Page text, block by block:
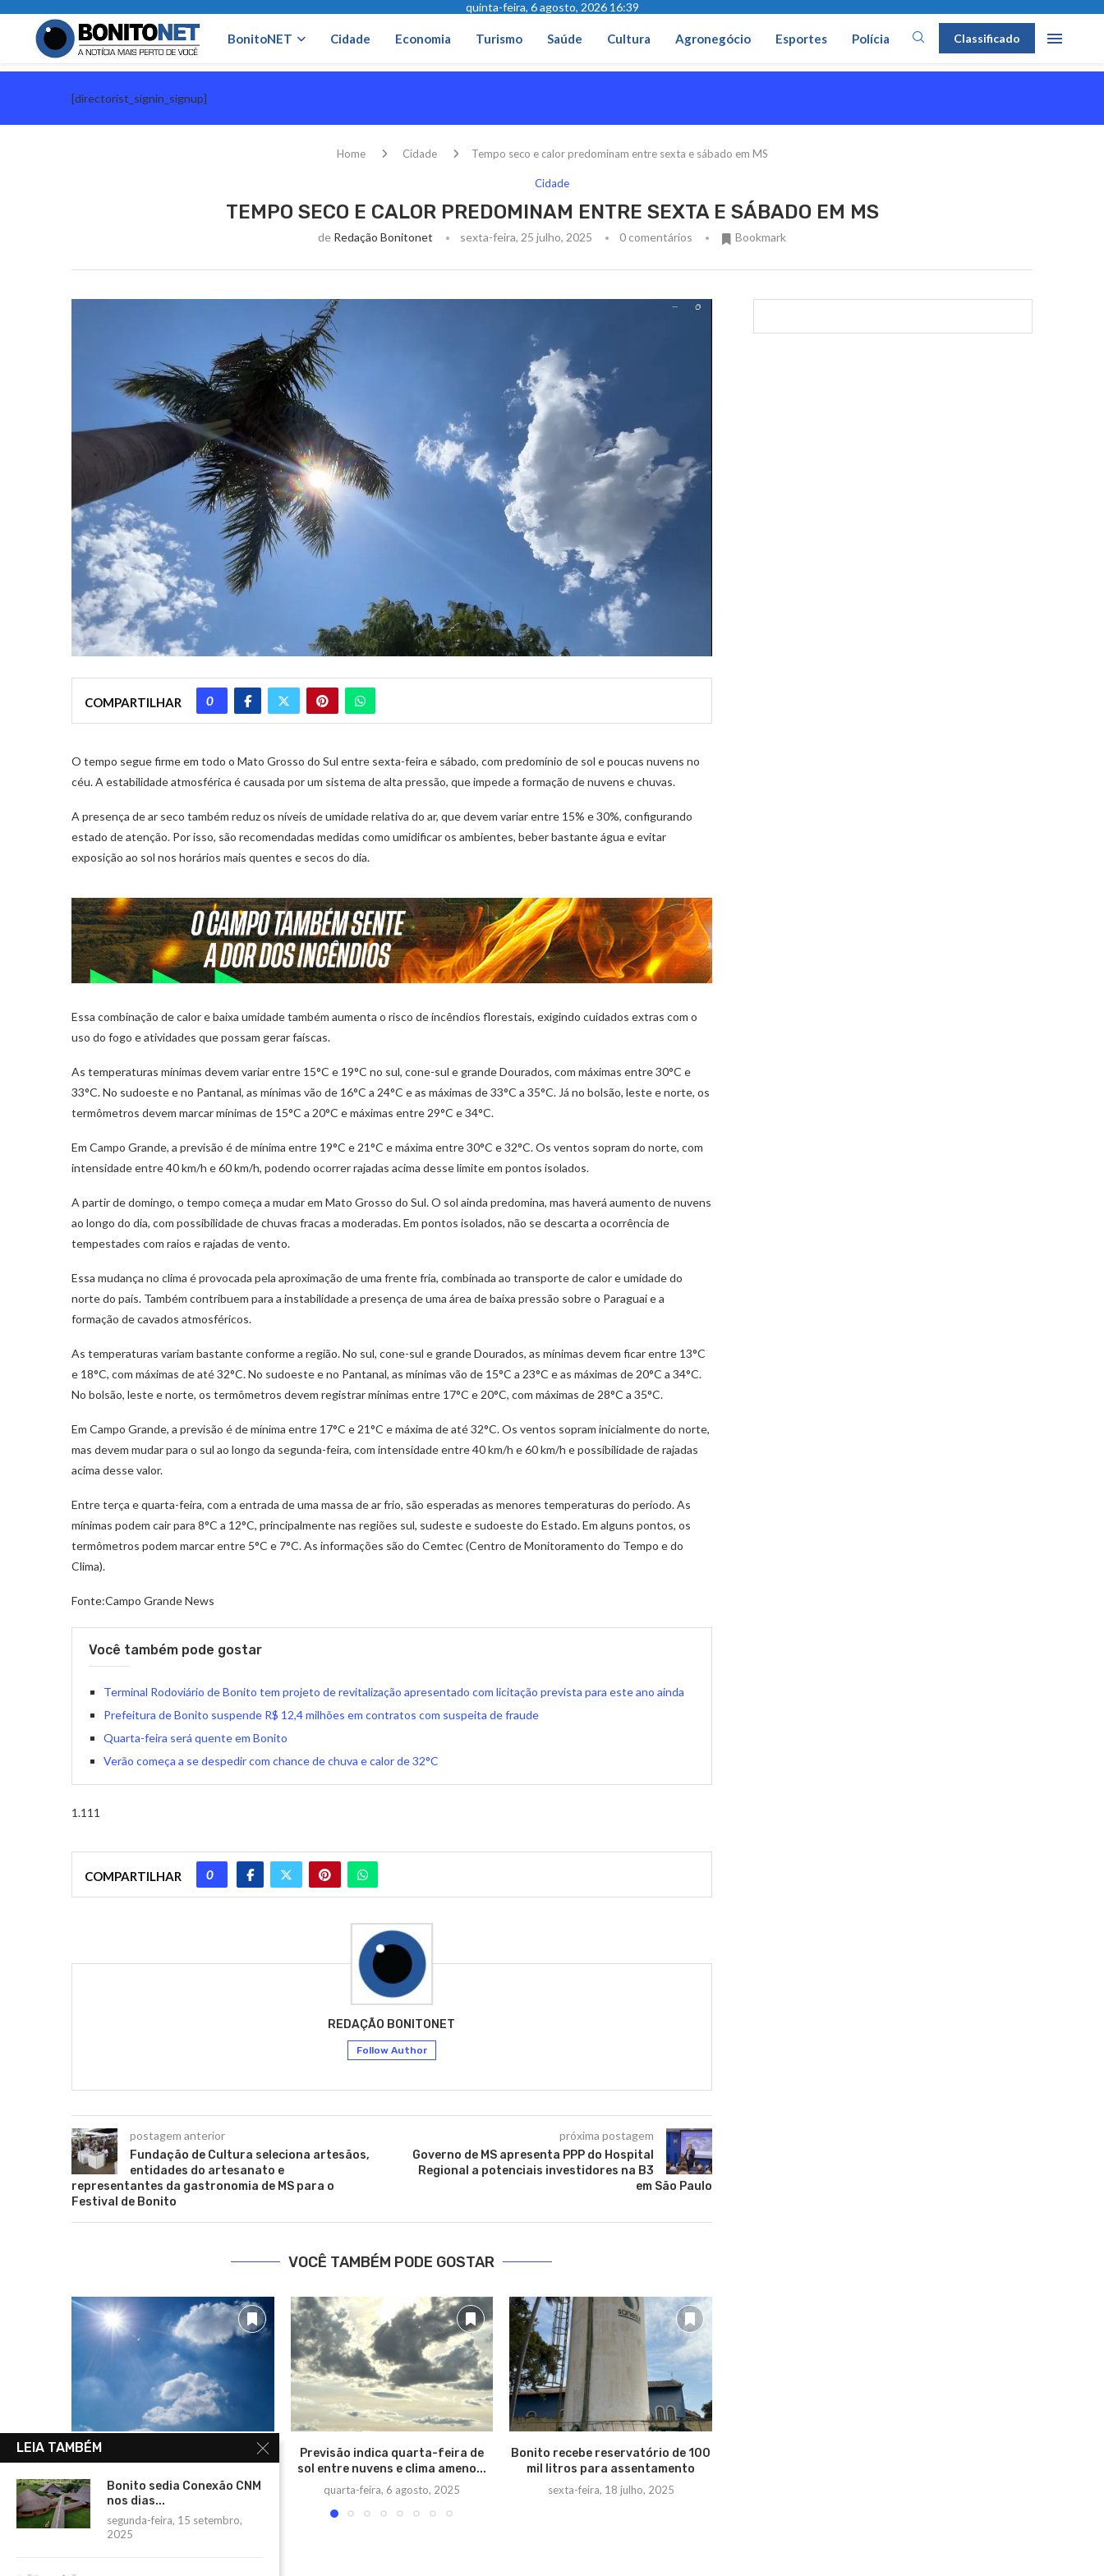
quinta-feira, 6 agosto, 2026 16:39
BonitoNET Cidade Economia Turismo Saúde Cultura Agronegócio Esportes Polícia Classificado
[directorist_signin_signup]
Home Cidade Tempo seco e calor predominam entre sexta e sábado em MS
Cidade
TEMPO SECO E CALOR PREDOMINAM ENTRE SEXTA E SÁBADO EM MS
de Redação Bonitonet sexta-feira, 25 julho, 2025 0 comentários Bookmark
COMPARTILHAR 0
O tempo segue firme em todo o Mato Grosso do Sul entre sexta-feira e sábado, com predomínio de sol e poucas nuvens no
céu. A estabilidade atmosférica é causada por um sistema de alta pressão, que impede a formação de nuvens e chuvas.
A presença de ar seco também reduz os níveis de umidade relativa do ar, que devem variar entre 15% e 30%, configurando
estado de atenção. Por isso, são recomendadas medidas como umidificar os ambientes, beber bastante água e evitar
exposição ao sol nos horários mais quentes e secos do dia.
Essa combinação de calor e baixa umidade também aumenta o risco de incêndios florestais, exigindo cuidados extras com o
uso do fogo e atividades que possam gerar faíscas.
As temperaturas mínimas devem variar entre 15°C e 19°C no sul, cone-sul e grande Dourados, com máximas entre 30°C e
33°C. No sudoeste e no Pantanal, as mínimas vão de 16°C a 24°C e as máximas de 33°C a 35°C. Já no bolsão, leste e norte, os
termômetros devem marcar mínimas de 15°C a 20°C e máximas entre 29°C e 34°C.
Em Campo Grande, a previsão é de mínima entre 19°C e 21°C e máxima entre 30°C e 32°C. Os ventos sopram do norte, com
intensidade entre 40 km/h e 60 km/h, podendo ocorrer rajadas acima desse limite em pontos isolados.
A partir de domingo, o tempo começa a mudar em Mato Grosso do Sul. O sol ainda predomina, mas haverá aumento de nuvens
ao longo do dia, com possibilidade de chuvas fracas a moderadas. Em pontos isolados, não se descarta a ocorrência de
tempestades com raios e rajadas de vento.
Essa mudança no clima é provocada pela aproximação de uma frente fria, combinada ao transporte de calor e umidade do
norte do país. Também contribuem para a instabilidade a presença de uma área de baixa pressão sobre o Paraguai e a
formação de cavados atmosféricos.
As temperaturas variam bastante conforme a região. No sul, cone-sul e grande Dourados, as mínimas devem ficar entre 13°C
e 18°C, com máximas de até 32°C. No sudoeste e no Pantanal, as mínimas vão de 15°C a 23°C e as máximas de 20°C a 34°C.
No bolsão, leste e norte, os termômetros devem registrar mínimas entre 17°C e 20°C, com máximas de 28°C a 35°C.
Em Campo Grande, a previsão é de mínima entre 17°C e 21°C e máxima de até 32°C. Os ventos sopram inicialmente do norte,
mas devem mudar para o sul ao longo da segunda-feira, com intensidade entre 40 km/h e 60 km/h e possibilidade de rajadas
acima desse valor.
Entre terça e quarta-feira, com a entrada de uma massa de ar frio, são esperadas as menores temperaturas do período. As
mínimas podem cair para 8°C a 12°C, principalmente nas regiões sul, sudeste e sudoeste do Estado. Em alguns pontos, os
termômetros podem marcar entre 5°C e 7°C. As informações são do Cemtec (Centro de Monitoramento do Tempo e do
Clima).
Fonte:Campo Grande News
Você também pode gostar
Terminal Rodoviário de Bonito tem projeto de revitalização apresentado com licitação prevista para este ano ainda
Prefeitura de Bonito suspende R$ 12,4 milhões em contratos com suspeita de fraude
Quarta-feira será quente em Bonito
Verão começa a se despedir com chance de chuva e calor de 32°C
1.111
COMPARTILHAR 0
REDAÇÃO BONITONET
Follow Author
postagem anterior
Fundação de Cultura seleciona artesãos,
entidades do artesanato e
representantes da gastronomia de MS para o
Festival de Bonito
próxima postagem
Governo de MS apresenta PPP do Hospital
Regional a potenciais investidores na B3
em São Paulo
VOCÊ TAMBÉM PODE GOSTAR
Sexta-feira será quente e com
sexta-feira, 9 janeiro, 2026
Previsão indica quarta-feira de
sol entre nuvens e clima ameno...
quarta-feira, 6 agosto, 2025
Bonito recebe reservatório de 100
mil litros para assentamento
sexta-feira, 18 julho, 2025
LEIA TAMBÉM
Bonito sedia Conexão CNM
nos dias...
segunda-feira, 15 setembro,
2025